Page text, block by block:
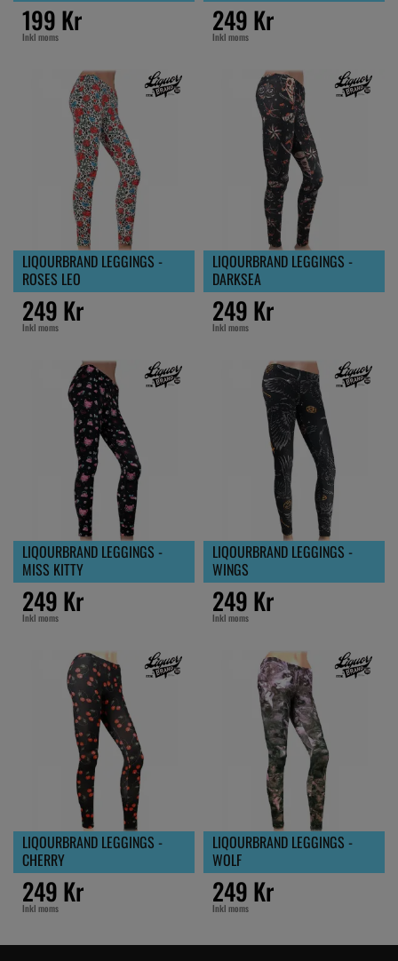
199 Kr
Inkl moms 249 Kr
Inkl moms
LIQOURBRAND LEGGINGS -
ROSES LEO
249 Kr
Inkl moms
LIQOURBRAND LEGGINGS -
DARKSEA
249 Kr
Inkl moms
LIQOURBRAND LEGGINGS -
MISS KITTY
249 Kr
Inkl moms
LIQOURBRAND LEGGINGS -
WINGS
249 Kr
Inkl moms
LIQOURBRAND LEGGINGS -
CHERRY
249 Kr
Inkl moms
LIQOURBRAND LEGGINGS -
WOLF
249 Kr
Inkl moms